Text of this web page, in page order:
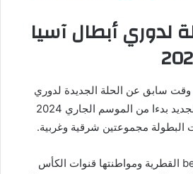
لدوري أبطال آسيا
وقت سابق عن الحلة الجديدة لدوري
أبطال آسيا بنظام النخبة الجديد بدءا من الموسم الجاري 2024
وحظت قنوات beIN Sports القطرية ومواطنتها قنوات الكأس